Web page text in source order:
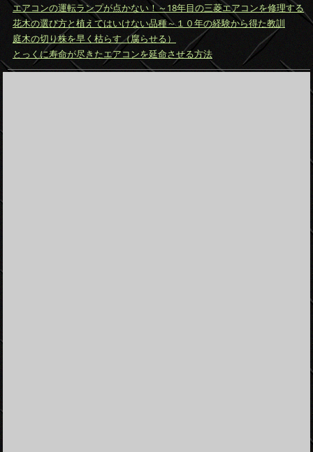
エアコンの運転ランプが点かない！～18年目の三菱エアコンを修理する
花木の選び方と植えてはいけない品種～１０年の経験から得た教訓
庭木の切り株を早く枯らす（腐らせる）
とっくに寿命が尽きたエアコンを延命させる方法